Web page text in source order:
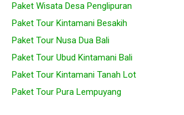
Paket Wisata Desa Penglipuran
Paket Tour Kintamani Besakih
Paket Tour Nusa Dua Bali
Paket Tour Ubud Kintamani Bali
Paket Tour Kintamani Tanah Lot
Paket Tour Pura Lempuyang